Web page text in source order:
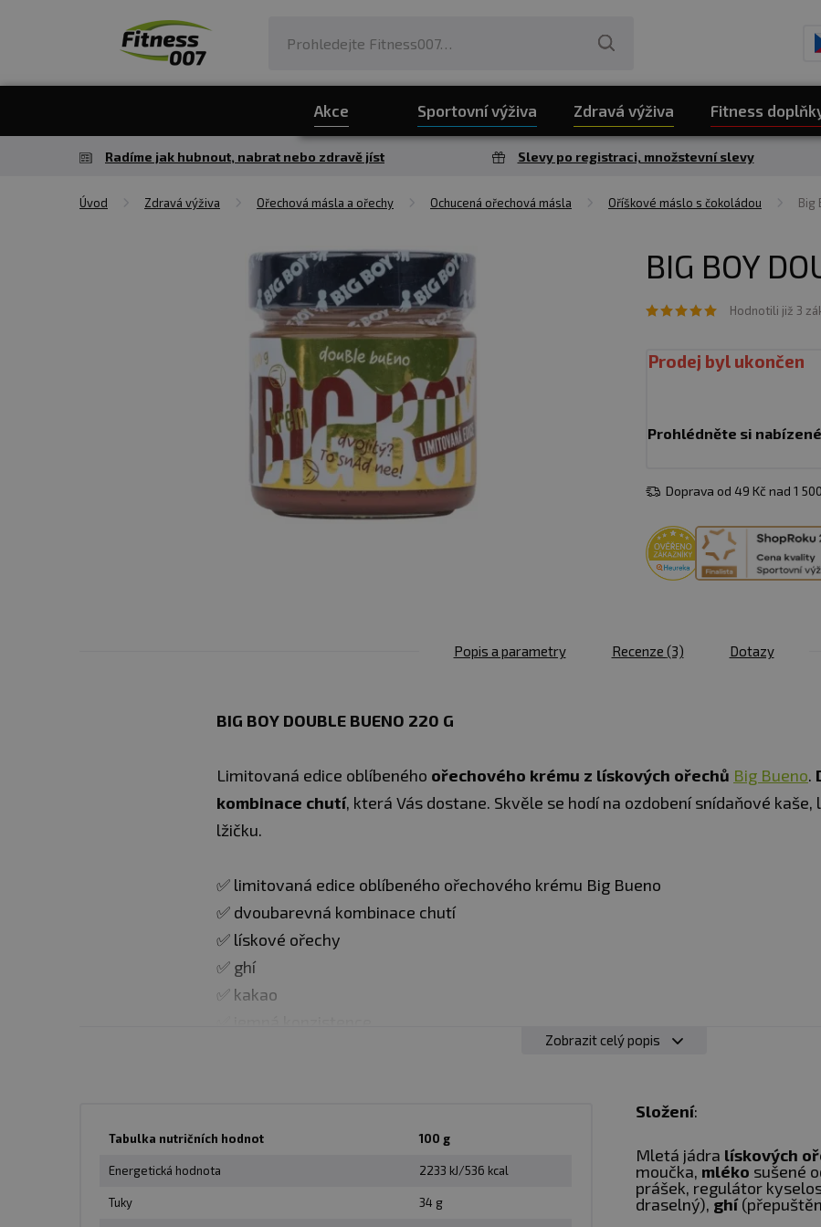
Akce Sportovní výživa Zdravá výživa Fitness
Radíme jak hubnout, nabrat nebo zdravě jíst Slevy po registraci, množstevní slevy
Úvod Zdravá výživa Ořechová másla a ořechy Ochucená ořechová másla Oříškové máslo s čokoládou Big
BIG BOY
Hodnotili již 3
Prodej byl ukončen
Prohlédněte si nabízené
Doprava od 49 Kč nad 1
Popis a parametry Recenze (3) Dotazy
BIG BOY DOUBLE BUENO 220 G
Limitovaná edice oblíbeného ořechového krému z lískových ořechů Big Bueno.
kombinace chutí, která Vás dostane. Skvěle se hodí na ozdobení snídaňové kaše,
lžičku.
✅ limitovaná edice oblíbeného ořechového krému Big Bueno
✅ dvoubarevná kombinace chutí
✅ lískové ořechy
✅ ghí
✅ kakao
✅ hodí se na ozdobení snídaňové kaše, lívanců nebo jen tak na lžičku
Upozornění: Potravina vhodná zejména pro sportovce. Skladujte v suchu a při
Zobrazit celý popis
Tabulka nutričních hodnot 100 g
Energetická hodnota 2233 kJ/536 kcal
Tuky 34 g
Složení:
Mletá jádra lískových
moučka, mléko sušené
prášek, regulátor
draselný),ghí